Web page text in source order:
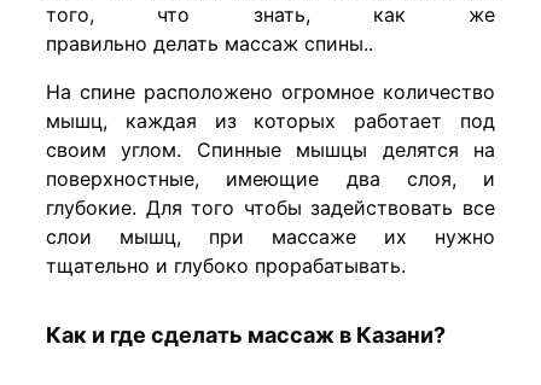
того, что знать, как же
правильно делать массаж спины..
На спине расположено огромное количество
мышц, каждая из которых работает под
своим углом. Спинные мышцы делятся на
поверхностные, имеющие два слоя, и
глубокие. Для того чтобы задействовать все
слои мышц, при массаже их нужно
тщательно и глубоко прорабатывать.
Как и где сделать массаж в Казани?